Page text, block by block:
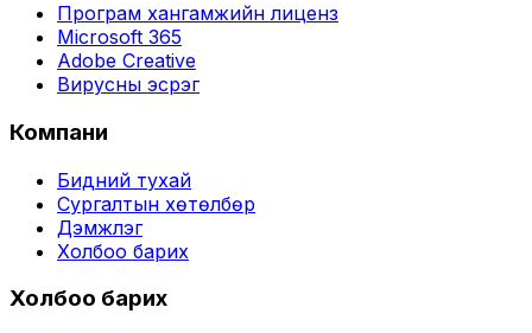
Програм хангамжийн лиценз
Microsoft 365
Adobe Creative
Вирусны эсрэг
Компани
Бидний тухай
Сургалтын хөтөлбөр
Дэмжлэг
Холбоо барих
Холбоо барих